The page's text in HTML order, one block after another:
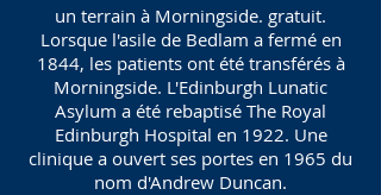
un terrain à Morningside. gratuit.
Lorsque l'asile de Bedlam a fermé en
1844, les patients ont été transférés à
Morningside. L'Edinburgh Lunatic
Asylum a été rebaptisé The Royal
Edinburgh Hospital en 1922. Une
clinique a ouvert ses portes en 1965 du
nom d'Andrew Duncan.